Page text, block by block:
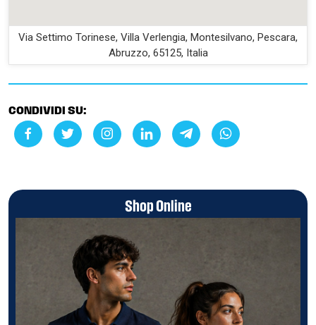
Via Settimo Torinese, Villa Verlengia, Montesilvano, Pescara,
Abruzzo, 65125, Italia
CONDIVIDI SU:
Shop Online